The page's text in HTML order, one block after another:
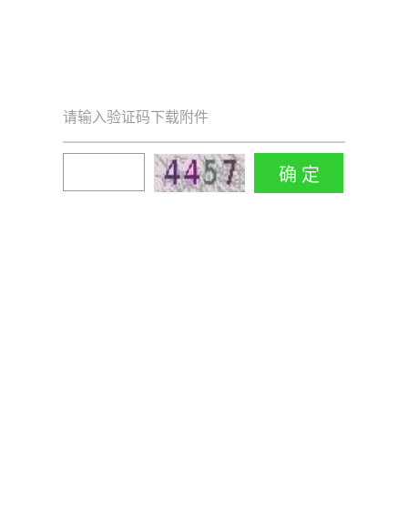
请输入验证码下载附件